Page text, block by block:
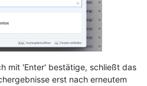
mit 'Enter' bestätige, schließt das
erst nach erneutem